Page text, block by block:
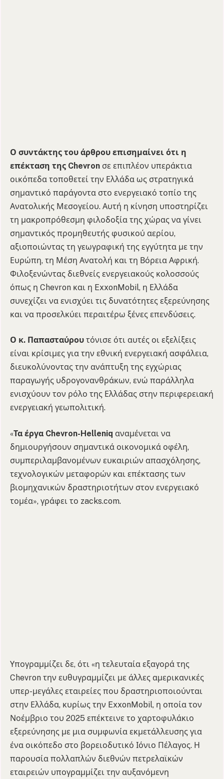
Ο συντάκτης του άρθρου επισημαίνει ότι η
επέκταση της Chevron σε επιπλέον υπεράκτια
οικόπεδα τοποθετεί την Ελλάδα ως στρατηγικά
σημαντικό παράγοντα στο ενεργειακό τοπίο της
Ανατολικής Μεσογείου. Αυτή η κίνηση υποστηρίζει
τη μακροπρόθεσμη φιλοδοξία της χώρας να γίνει
σημαντικός προμηθευτής φυσικού αερίου,
αξιοποιώντας τη γεωγραφική της εγγύτητα με την
Ευρώπη, τη Μέση Ανατολή και τη Βόρεια Αφρική.
Φιλοξενώντας διεθνείς ενεργειακούς κολοσσούς
όπως η Chevron και η ExxonMobil, η Ελλάδα
συνεχίζει να ενισχύει τις δυνατότητες εξερεύνησης
και να προσελκύει περαιτέρω ξένες επενδύσεις.
Ο κ. Παπασταύρου τόνισε ότι αυτές οι εξελίξεις
είναι κρίσιμες για την εθνική ενεργειακή ασφάλεια,
διευκολύνοντας την ανάπτυξη της εγχώριας
παραγωγής υδρογονανθράκων, ενώ παράλληλα
ενισχύουν τον ρόλο της Ελλάδας στην περιφερειακή
ενεργειακή γεωπολιτική.
«Τα έργα Chevron-Helleniq αναμένεται να
δημιουργήσουν σημαντικά οικονομικά οφέλη,
συμπεριλαμβανομένων ευκαιριών απασχόλησης,
τεχνολογικών μεταφορών και επέκτασης των
βιομηχανικών δραστηριοτήτων στον ενεργειακό
τομέα», γράφει το zacks.com.
Υπογραμμίζει δε, ότι «η τελευταία εξαγορά της
Chevron την ευθυγραμμίζει με άλλες αμερικανικές
υπερ-μεγάλες εταιρείες που δραστηριοποιούνται
στην Ελλάδα, κυρίως την ExxonMobil, η οποία τον
Νοέμβριο του 2025 επέκτεινε το χαρτοφυλάκιο
εξερεύνησης με μια συμφωνία εκμετάλλευσης για
ένα οικόπεδο στο βορειοδυτικό Ιόνιο Πέλαγος. Η
παρουσία πολλαπλών διεθνών πετρελαϊκών
εταιρειών υπογραμμίζει την αυξανόμενη